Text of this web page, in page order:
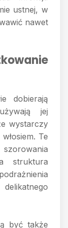
ustnej, w
nawet
dobierają
jej
wystarczy
Te
struktura
być także